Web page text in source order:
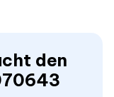
den